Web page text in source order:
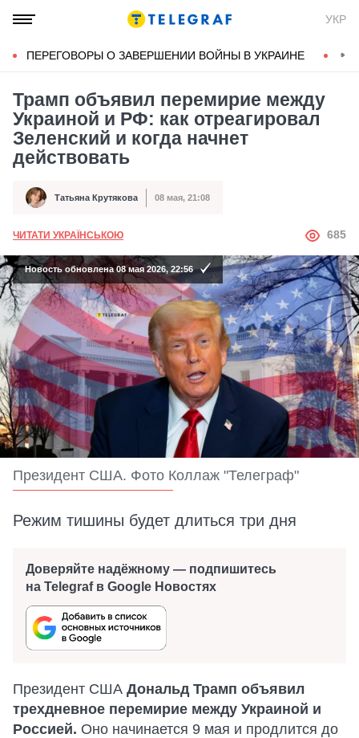
УКР
ПЕРЕГОВОРЫ О ЗАВЕРШЕНИИ ВОЙНЫ В УКРАИНЕ
Трамп объявил перемирие между
Украиной и РФ: как отреагировал
Зеленский и когда начнет
действовать
Автор Татьяна Крутякова
Дата публикации 08 мая, 21:08
ЧИТАТИ УКРАЇНСЬКОЮ АВТОР
685
Новость обновлена 08 мая 2026, 22:56
Президент США. Фото Коллаж "Телеграф"
Режим тишины будет длиться три дня
Доверяйте надёжному — подпишитесь
на Telegraf в Google Новостях
Президент США Дональд Трамп объявил
трехдневное перемирие между Украиной и
Россией. Оно начинается 9 мая и продлится до